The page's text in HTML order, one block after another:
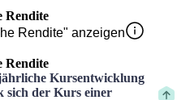
Rendite
Rendite" anzeigen
Rendite
Kursentwicklung
sich der Kurs einer